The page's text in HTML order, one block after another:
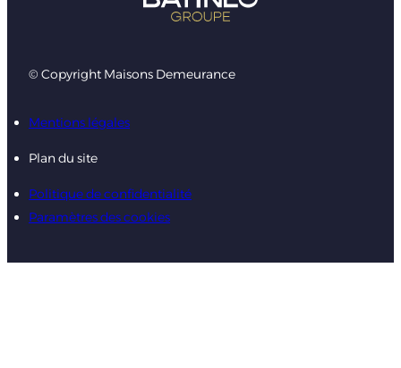
© Copyright Maisons Demeurance
Mentions légales
Plan du site
Politique de confidentialité
Paramètres des cookies